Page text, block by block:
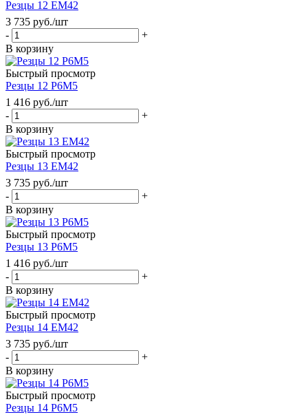
Резцы 12 ЕМ42
3 735 руб./шт
-
+
В корзину
Быстрый просмотр
Резцы 12 Р6М5
1 416 руб./шт
-
+
В корзину
Быстрый просмотр
Резцы 13 ЕМ42
3 735 руб./шт
-
+
В корзину
Быстрый просмотр
Резцы 13 Р6М5
1 416 руб./шт
-
+
В корзину
Быстрый просмотр
Резцы 14 ЕМ42
3 735 руб./шт
-
+
В корзину
Быстрый просмотр
Резцы 14 Р6М5